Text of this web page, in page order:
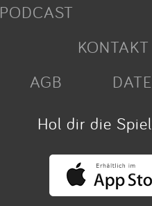
PODCAST
KONTAKT
AGB
Hol dir die